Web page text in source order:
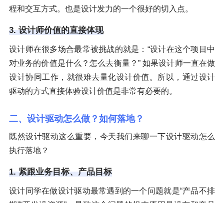
程和交互方式。也是设计发力的一个很好的切入点。
3. 设计师价值的直接体现
设计师在很多场合最常被挑战的就是：“设计在这个项目中
对业务的价值是什么？怎么去衡量？” 如果设计师一直在做
设计协同工作，就很难去量化设计价值。所以，通过设计
驱动的方式直接体验设计价值是非常有必要的。
二、设计驱动怎么做？如何落地？
既然设计驱动这么重要，今天我们来聊一下设计驱动怎么
执行落地？
1. 紧跟业务目标、产品目标
设计同学在做设计驱动最常遇到的一个问题就是“产品不排